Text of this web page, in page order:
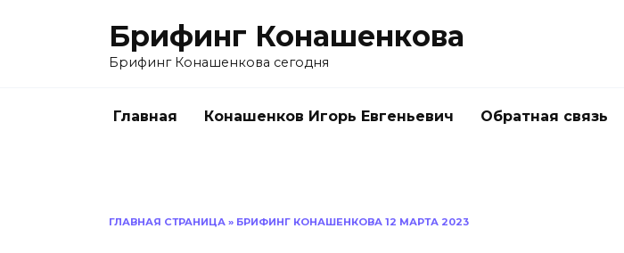
Брифинг Конашенкова
Брифинг Конашенкова сегодня
Главная Конашенков Игорь Евгеньевич Обратная связь
ГЛАВНАЯ СТРАНИЦА » БРИФИНГ КОНАШЕНКОВА 12 МАРТА 2023